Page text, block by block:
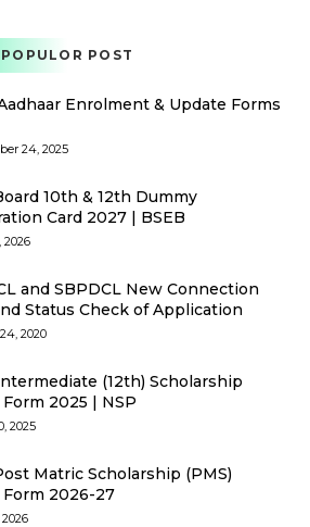
POPULOR POST
Enrolment & Update Forms
24, 2025
10th & 12th Dummy
Card 2027 | BSEB
2026
and SBPDCL New Connection
Status Check of Application
2020
(12th) Scholarship
2025 | NSP
2025
Matric Scholarship (PMS)
2026-27
2026